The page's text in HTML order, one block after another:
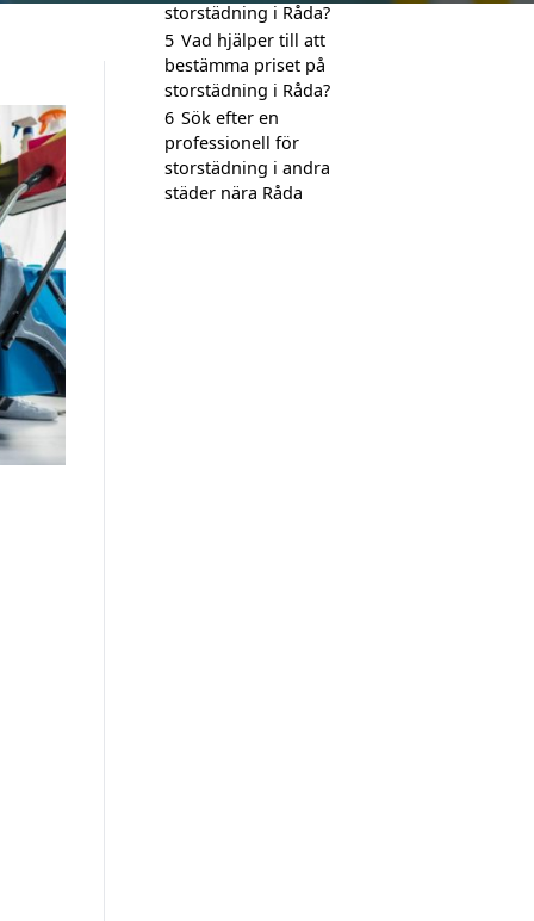
storstädning i Råda?
5 Vad hjälper till att
bestämma priset på
storstädning i Råda?
6 Sök efter en
professionell för
storstädning i andra
städer nära Råda